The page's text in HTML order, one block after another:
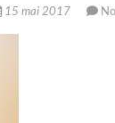
15 mai 2017